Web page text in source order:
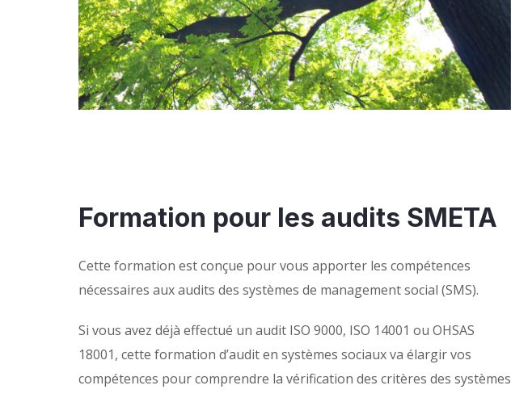
Formation pour les audits SMETA
Cette formation est conçue pour vous apporter les compétences
nécessaires aux audits des systèmes de management social (SMS).
Si vous avez déjà effectué un audit ISO 9000, ISO 14001 ou OHSAS
18001, cette formation d’audit en systèmes sociaux va élargir vos
compétences pour comprendre la vérification des critères des systèmes